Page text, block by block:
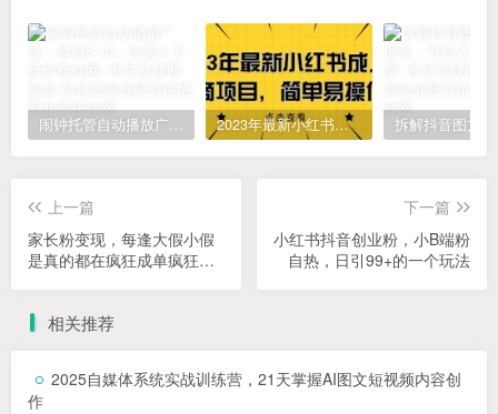
闹钟托管自动播放广告，单机5-10，无需人工操作 2023年最新小红书成人电商项目，简单易操作【详细教程】
上一篇
家长粉变现，每逢大假小假
是真的都在疯狂成单疯狂收
下一篇
小红书抖音创业粉，小B端粉
自热，日引99+的一个玩法
相关推荐
2025自媒体系统实战训练营，21天掌握AI图文短视频内容创
作